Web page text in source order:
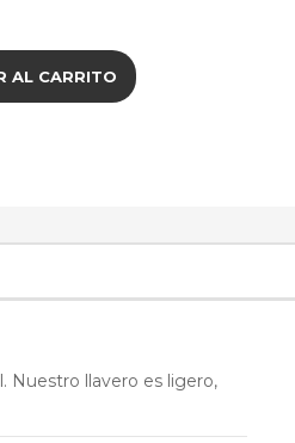
AL CARRITO
Nuestro llavero es ligero,